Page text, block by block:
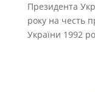
Президента
року на честь
України 1992